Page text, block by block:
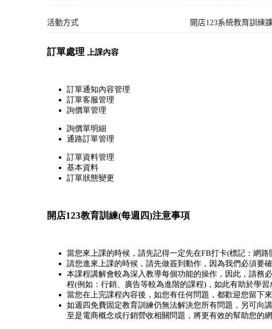
活動方式 開店123系統教育訓練